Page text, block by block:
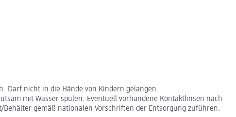
Darf nicht in die Hände von Kindern gelangen.
mit Wasser spülen. Eventuell vorhandene Kontaktlinsen nach
gemäß nationalen Vorschriften der Entsorgung zuführen.